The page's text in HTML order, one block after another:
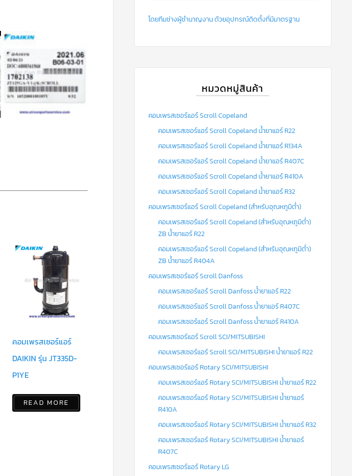
คอมเพรสเซอร์แอร์
DAIKIN รุ่น JT335D-
P1YE
READ MORE
โดยทีมช่างผู้ชำนาญงาน ด้วยอุปกรณ์ติดตั้งที่มีมาตรฐาน
หมวดหมู่สินค้า
คอมเพรสเซอร์แอร์ Scroll Copeland
คอมเพรสเซอร์แอร์ Scroll Copeland น้ำยาแอร์ R22
คอมเพรสเซอร์แอร์ Scroll Copeland น้ำยาแอร์ R134A
คอมเพรสเซอร์แอร์ Scroll Copeland น้ำยาแอร์ R407C
คอมเพรสเซอร์แอร์ Scroll Copeland น้ำยาแอร์ R410A
คอมเพรสเซอร์แอร์ Scroll Copeland น้ำยาแอร์ R32
คอมเพรสเซอร์แอร์ Scroll Copeland (สำหรับอุณหภูมิต่ำ)
คอมเพรสเซอร์แอร์ Scroll Copeland (สำหรับอุณหภูมิต่ำ)
ZB น้ำยาแอร์ R22
คอมเพรสเซอร์แอร์ Scroll Copeland (สำหรับอุณหภูมิต่ำ)
ZB น้ำยาแอร์ R404A
คอมเพรสเซอร์แอร์ Scroll Danfoss
คอมเพรสเซอร์แอร์ Scroll Danfoss น้ำยาแอร์ R22
คอมเพรสเซอร์แอร์ Scroll Danfoss น้ำยาแอร์ R407C
คอมเพรสเซอร์แอร์ Scroll Danfoss น้ำยาแอร์ R410A
คอมเพรสเซอร์แอร์ Scroll SCI/MITSUBISHI
คอมเพรสเซอร์แอร์ Scroll SCI/MITSUBISHI น้ำยาแอร์ R22
คอมเพรสเซอร์แอร์ Rotary SCI/MITSUBISHI
คอมเพรสเซอร์แอร์ Rotary SCI/MITSUBISHI น้ำยาแอร์ R22
คอมเพรสเซอร์แอร์ Rotary SCI/MITSUBISHI น้ำยาแอร์
R410A
คอมเพรสเซอร์แอร์ Rotary SCI/MITSUBISHI น้ำยาแอร์ R32
คอมเพรสเซอร์แอร์ Rotary SCI/MITSUBISHI น้ำยาแอร์
R407C
คอมเพรสเซอร์แอร์ Rotary LG